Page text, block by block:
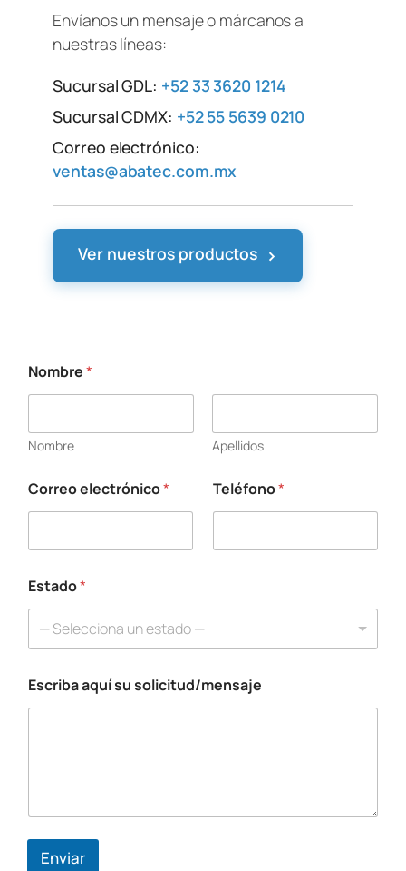
Envíanos un mensaje o márcanos a
nuestras líneas:
Sucursal GDL: +52 33 3620 1214
Sucursal CDMX: +52 55 5639 0210
Correo electrónico:
ventas@abatec.com.mx
Ver nuestros productos ›
Nombre*
Nombre Apellidos
Correo electrónico* Teléfono*
Estado*
— Selecciona un estado —
s
o
u
Escriba aquí su solicitud/mensaje
Enviar